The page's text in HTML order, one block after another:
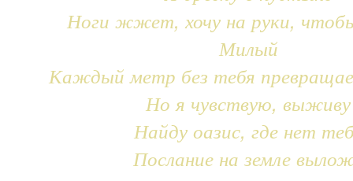
Ноги жжет, хочу на руки,
Милый
Каждый метр без тебя
Но я чувствую, выживу
Найду оазис, где нет
Послание на земле